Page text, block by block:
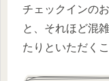
チェックインの
と、それほど混
たりといただく